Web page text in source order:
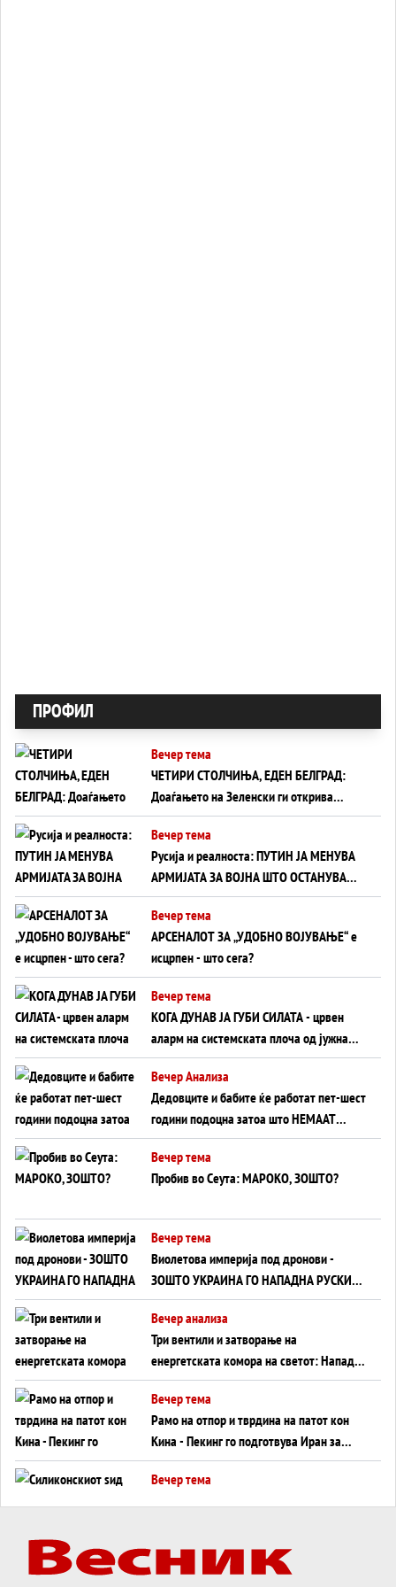
ПРОФИЛ
Вечер тема
ЧЕТИРИ СТОЛЧИЊА, ЕДЕН БЕЛГРАД:
Доаѓањето на Зеленски ги открива
тајните на политиката на балансирање
на Вучиќ
Вечер тема
Русија и реалноста: ПУТИН ЈА МЕНУВА
АРМИЈАТА ЗА ВОЈНА ШТО ОСТАНУВА
БЕЗ ФРОНТ
Вечер тема
АРСЕНАЛОТ ЗА „УДОБНО ВОЈУВАЊЕ“ е
исцрпен - што сега?
Вечер тема
КОГА ДУНАВ ЈА ГУБИ СИЛАТА - црвен
аларм на системската плоча од јужна
Германија до Црното Море...
Вечер Анализа
Дедовците и бабите ќе работат пет-шест
години подоцна затоа што НЕМААТ
ВНУЦИ ДА ГИ ЗАМЕНАТ
Вечер тема
Пробив во Сеута: МАРОКО, ЗОШТО?
Вечер тема
Виолетова империја под дронови -
ЗОШТО УКРАИНА ГО НАПАДНА РУСКИОТ
WILDBERRIES
Вечер анализа
Три вентили и затворање на
енергетската комора на светот: Нападот
во Суец најавува глобален енергетски
инфаркт?
Вечер тема
Рамо на отпор и тврдина на патот кон
Кина - Пекинг го подготвува Иран за
американска копнена инвазија
Вечер тема
Вечер тема
Трамп тврди дека повторно „разговара“